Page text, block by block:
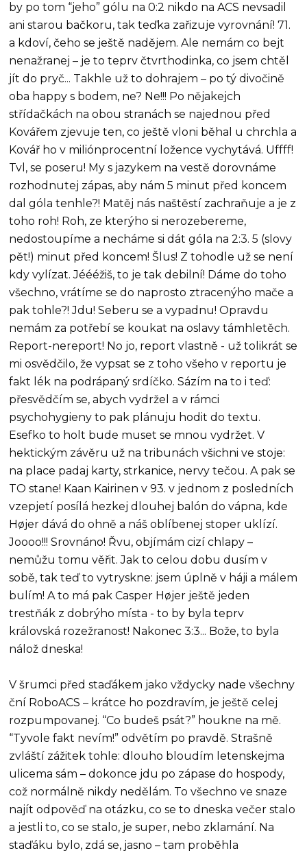
by po tom “jeho” gólu na 0:2 nikdo na ACS nevsadil
ani starou bačkoru, tak teďka zařizuje vyrovnání! 71.
a kdoví, čeho se ještě nadějem. Ale nemám co bejt
nenažranej – je to teprv čtvrthodinka, co jsem chtěl
jít do pryč... Takhle už to dohrajem – po tý divočině
oba happy s bodem, ne? Ne!!! Po nějakejch
střídačkách na obou stranách se najednou před
Kovářem zjevuje ten, co ještě vloni běhal u chrchla a
Kovář ho v miliónprocentní ložence vychytává. Uffff!
Tvl, se poseru! My s jazykem na vestě dorovnáme
rozhodnutej zápas, aby nám 5 minut před koncem
dal góla tenhle?! Matěj nás naštěstí zachraňuje a je z
toho roh! Roh, ze kterýho si nerozebereme,
nedostoupíme a necháme si dát góla na 2:3. 5 (slovy
pět!) minut před koncem! Šlus! Z tohodle už se není
kdy vylízat. Jéééžiš, to je tak debilní! Dáme do toho
všechno, vrátíme se do naprosto ztracenýho mače a
pak tohle?! Jdu! Seberu se a vypadnu! Opravdu
nemám za potřebí se koukat na oslavy támhletěch.
Report-nereport! No jo, report vlastně - už tolikrát se
mi osvědčilo, že vypsat se z toho všeho v reportu je
fakt lék na podrápaný srdíčko. Sázím na to i teď:
přesvědčím se, abych vydržel a v rámci
psychohygieny to pak plánuju hodit do textu.
Esefko to holt bude muset se mnou vydržet. V
hektickým závěru už na tribunách všichni ve stoje:
na place padaj karty, strkanice, nervy tečou. A pak se
TO stane! Kaan Kairinen v 93. v jednom z posledních
vzepjetí posílá hezkej dlouhej balón do vápna, kde
Højer dává do ohně a náš oblíbenej stoper uklízí.
Joooo!!! Srovnáno! Řvu, objímám cizí chlapy –
nemůžu tomu věřit. Jak to celou dobu dusím v
sobě, tak teď to vytryskne: jsem úplně v háji a málem
bulím! A to má pak Casper Højer ještě jeden
trestňák z dobrýho místa - to by byla teprv
královská rozežranost! Nakonec 3:3... Bože, to byla
nálož dneska!
V šrumci před staďákem jako vždycky nade všechny
ční RoboACS – krátce ho pozdravím, je ještě celej
rozpumpovanej. “Co budeš psát?” houkne na mě.
“Tyvole fakt nevím!” odvětím po pravdě. Strašně
zvláští zážitek tohle: dlouho bloudím letenskejma
ulicema sám – dokonce jdu po zápase do hospody,
což normálně nikdy nedělám. To všechno ve snaze
najít odpověď na otázku, co se to dneska večer stalo
a jestli to, co se stalo, je super, nebo zklamání. Na
staďáku bylo, zdá se, jasno – tam proběhla